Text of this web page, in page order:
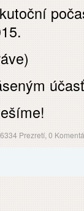
Prezretí, 0